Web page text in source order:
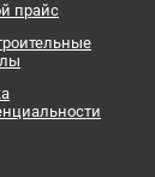
прайс